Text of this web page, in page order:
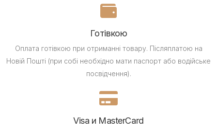
Готівкою
Оплата готівкою при отриманні товару. Післяплатою на
Новій Пошті (при собі необхідно мати паспорт або водійське
посвідчення).
Visa и MasterCard